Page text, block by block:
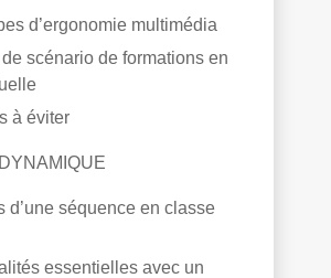
d’ergonomie multimédia
scénario de formations en
à éviter
d’une séquence en classe
essentielles avec un